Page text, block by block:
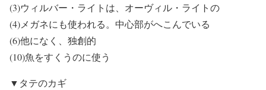
(3)ウィルバー・ライトは、オーヴィル・ライトの
(4)メガネにも使われる。中心部がへこんでいる
(6)他になく、独創的
(10)魚をすくうのに使う
▼タテのカギ